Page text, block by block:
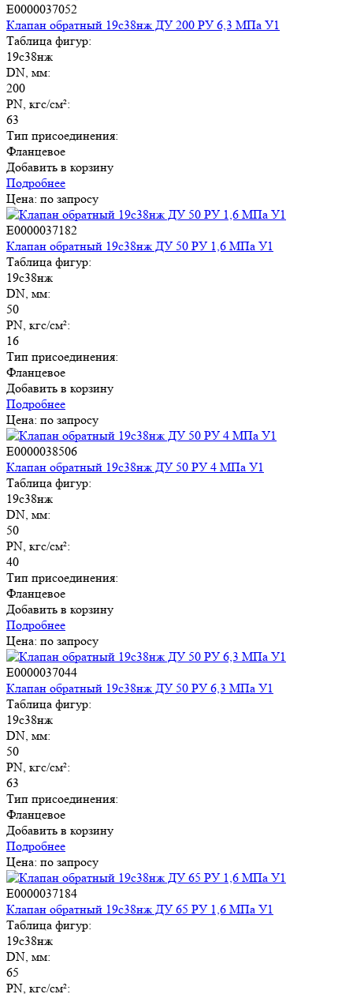
E0000037052
Клапан обратный 19с38нж ДУ 200 РУ 6,3 МПа У1
Таблица фигур:
19с38нж
DN, мм:
200
PN, кгс/см²:
63
Тип присоединения:
Фланцевое
Добавить в корзину
Подробнее
Цена: по запросу
E0000037182
Клапан обратный 19с38нж ДУ 50 РУ 1,6 МПа У1
Таблица фигур:
19с38нж
DN, мм:
50
PN, кгс/см²:
16
Тип присоединения:
Фланцевое
Добавить в корзину
Подробнее
Цена: по запросу
E0000038506
Клапан обратный 19с38нж ДУ 50 РУ 4 МПа У1
Таблица фигур:
19с38нж
DN, мм:
50
PN, кгс/см²:
40
Тип присоединения:
Фланцевое
Добавить в корзину
Подробнее
Цена: по запросу
E0000037044
Клапан обратный 19с38нж ДУ 50 РУ 6,3 МПа У1
Таблица фигур:
19с38нж
DN, мм:
50
PN, кгс/см²:
63
Тип присоединения:
Фланцевое
Добавить в корзину
Подробнее
Цена: по запросу
E0000037184
Клапан обратный 19с38нж ДУ 65 РУ 1,6 МПа У1
Таблица фигур:
19с38нж
DN, мм:
65
PN, кгс/см²: